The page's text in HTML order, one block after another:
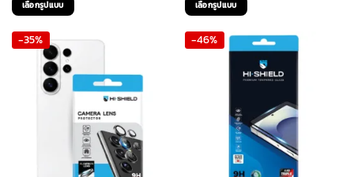
through
เลือกรูปแบบ
product
multiple
variants.
through
490 ฿
เลือกรูปแบบ
product
-35% -46%